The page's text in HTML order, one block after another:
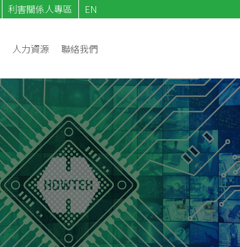
利害關係人專區 EN
人力資源 聯絡我們